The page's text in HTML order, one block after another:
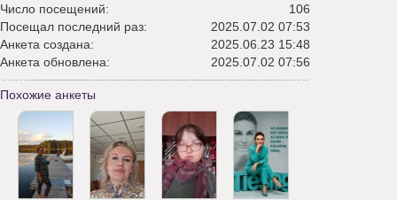
Число посещений:
106
Посещал последний раз:
2025.07.02 07:53
Анкета создана:
2025.06.23 15:48
Анкета обновлена:
2025.07.02 07:56
Похожие анкеты